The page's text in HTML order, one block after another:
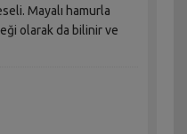
Mayalı hamurla
olarak da bilinir ve